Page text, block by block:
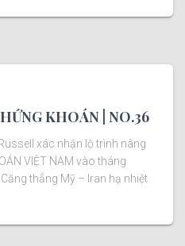
KHOÁN | NO.36
xác nhận lộ trình nâng
VIỆT NAM vào tháng
thẳng Mỹ – Iran hạ nhiệt